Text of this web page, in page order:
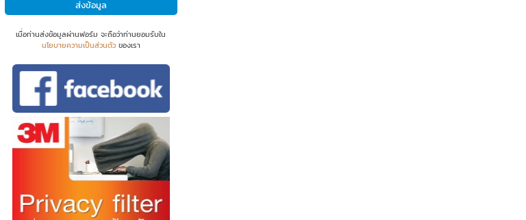
เมื่อท่านส่งข้อมูลผ่านฟอร์ม จะถือว่าท่านยอมรับใน
นโยบายความเป็นส่วนตัวของเรา